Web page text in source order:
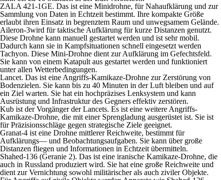
ZALA 421-1GE. Das ist eine Minidrohne, für Nahaufklärung und zur
Sammlung von Daten in Echtzeit bestimmt. Ihre kompakte Größe
erlaubt ihren Einsatz in begrenztem Raum und unwegsamem Gelände.
Aileron-3wird für taktische Aufklärung für kurze Distanzen genutzt.
Diese Drohne kann manuell gestartet werden und ist sehr mobil.
Dadurch kann sie in Kampfsituationen schnell eingesetzt werden
Tachyon. Diese Mini-Drohne dient zur Aufklärung im Gefechtsfeld.
Sie kann von einem Katapult aus gestartet werden und funktioniert
unter allen Wetterbedingungen.
Lancet. Das ist eine Angriffs-Kamikaze-Drohne zur Zerstörung von
Bodenzielen. Sie kann bis zu 40 Minuten in der Luft bleiben und auf
ein Ziel warten. Sie hat ein hochpräzises Lenksystem und kann
Ausrüstung und Infrastruktur des Gegners effektiv zerstören.
Kub ist der Vorgänger der Lancets. Es ist eine weitere Angriffs-
Kamikaze-Drohne, die mit einer Sprengladung ausgerüstet ist. Sie ist
für Präzisionsschläge gegen strategische Ziele geeignet.
Granat-4 ist eine Drohne mittlerer Reichweite, bestimmt für
Aufklärungs— und Beobachtungsaufgaben. Sie kann über große
Distanzen fliegen und Informationen in Echtzeit übermitteln.
Shahed-136 (Geranie 2). Das ist eine iranische Kamikaze-Drohne, die
auch in Russland produziert wird. Sie hat eine große Reichweite und
dient zur Vernichtung sowohl militärischer als auch ziviler Objekte.